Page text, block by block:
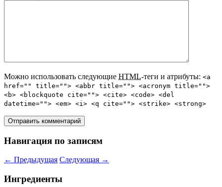
Можно использовать следующие HTML-теги и атрибуты: <a
href="" title=""> <abbr title=""> <acronym title="">
<b> <blockquote cite=""> <cite> <code> <del
datetime=""> <em> <i> <q cite=""> <strike> <strong>
Навигация по записям
← Предыдущая Следующая →
Ингредиенты